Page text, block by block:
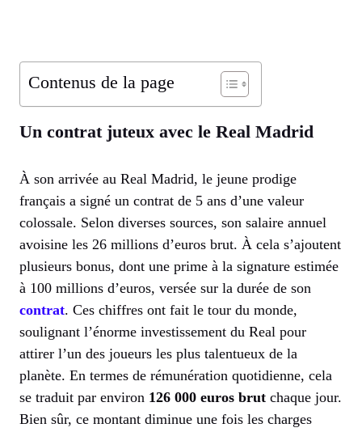
Contenus de la page
Un contrat juteux avec le Real Madrid
À son arrivée au Real Madrid, le jeune prodige
français a signé un contrat de 5 ans d’une valeur
colossale. Selon diverses sources, son salaire annuel
avoisine les 26 millions d’euros brut. À cela s’ajoutent
plusieurs bonus, dont une prime à la signature estimée
à 100 millions d’euros, versée sur la durée de son
contrat. Ces chiffres ont fait le tour du monde,
soulignant l’énorme investissement du Real pour
attirer l’un des joueurs les plus talentueux de la
planète. En termes de rémunération quotidienne, cela
se traduit par environ 126 000 euros brut chaque jour.
Bien sûr, ce montant diminue une fois les charges